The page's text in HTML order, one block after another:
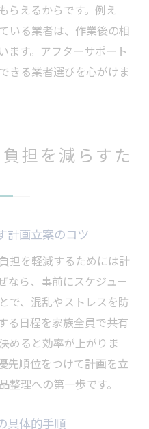
らえるからです。例え
いる業者は、作業後の相
ます。アフターサポート
きる業者選びを心がけま
担を減らすた
計画立案のコツ
担を軽減するためには計
なら、事前にスケジュー
で、混乱やストレスを防
る日程を家族全員で共有
めると効率が上がりま
先順位をつけて計画を立
理への第一歩です。
具体的手順